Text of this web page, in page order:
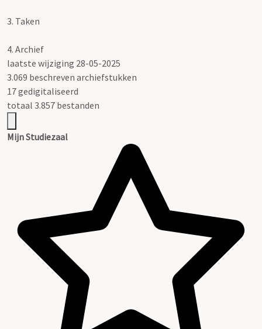
3. Taken
4. Archief
laatste wijziging 28-05-2025
3.069 beschreven archiefstukken
17 gedigitaliseerd
totaal 3.857 bestanden
Mijn Studiezaal